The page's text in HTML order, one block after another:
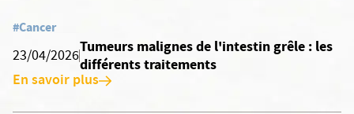
#Cancer
23/04/2026
Tumeurs malignes de l'intestin grêle : les
différents traitements
En savoir plus